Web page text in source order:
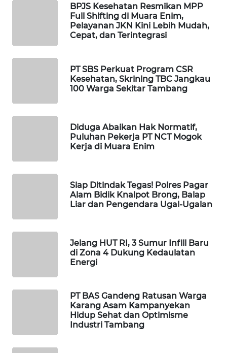
BPJS Kesehatan Resmikan MPP
Full Shifting di Muara Enim,
Pelayanan JKN Kini Lebih Mudah,
Cepat, dan Terintegrasi
PT SBS Perkuat Program CSR
Kesehatan, Skrining TBC Jangkau
100 Warga Sekitar Tambang
Diduga Abaikan Hak Normatif,
Puluhan Pekerja PT NCT Mogok
Kerja di Muara Enim
Siap Ditindak Tegas! Polres Pagar
Alam Bidik Knalpot Brong, Balap
Liar dan Pengendara Ugal-Ugalan
Jelang HUT RI, 3 Sumur Infill Baru
di Zona 4 Dukung Kedaulatan
Energi
PT BAS Gandeng Ratusan Warga
Karang Asam Kampanyekan
Hidup Sehat dan Optimisme
Industri Tambang
FORWAMKI
SITUNGIR
METRO
METRO
MEDAN